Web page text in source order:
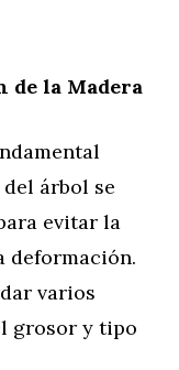
de la Madera
árbol se
evitar la
deformación.
varios
grosor y tipo